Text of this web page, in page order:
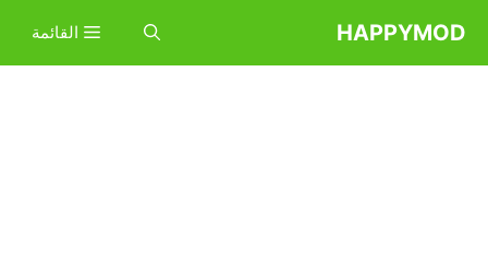
إلى
المحتوى
HAPPYMOD القائمة